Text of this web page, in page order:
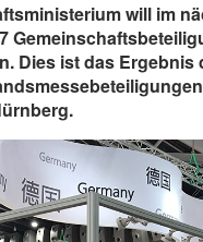
will im
Dies ist das